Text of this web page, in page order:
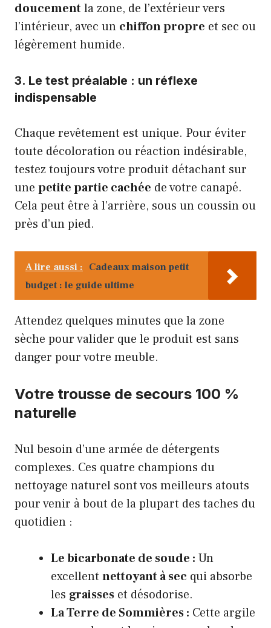
doucementla zone, de l’extérieur vers
l’intérieur, avec un chiffon propre et sec ou
légèrement humide.
3. Le test préalable : un réflexe
indispensable
Chaque revêtement est unique. Pour éviter
toute décoloration ou réaction indésirable,
testez toujours votre produit détachant sur
une petite partie cachée de votre canapé.
Cela peut être à l’arrière, sous un coussin ou
près d’un pied.
A lire aussi : Cadeaux maison petit
budget : le guide ultime
Attendez quelques minutes que la zone
sèche pour valider que le produit est sans
danger pour votre meuble.
Votre trousse de secours 100 %
naturelle
Nul besoin d’une armée de détergents
complexes. Ces quatre champions du
nettoyage naturel sont vos meilleurs atouts
pour venir à bout de la plupart des taches du
quotidien :
Le bicarbonate de soude : Un
excellent nettoyant à sec qui absorbe
les graisses et désodorise.
La Terre de Sommières : Cette argile